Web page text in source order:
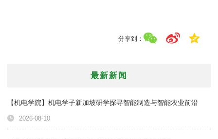
分享到：
最新新闻
【机电学院】机电学子新加坡研学探寻智能制造与智能农业前沿
2026-08-10